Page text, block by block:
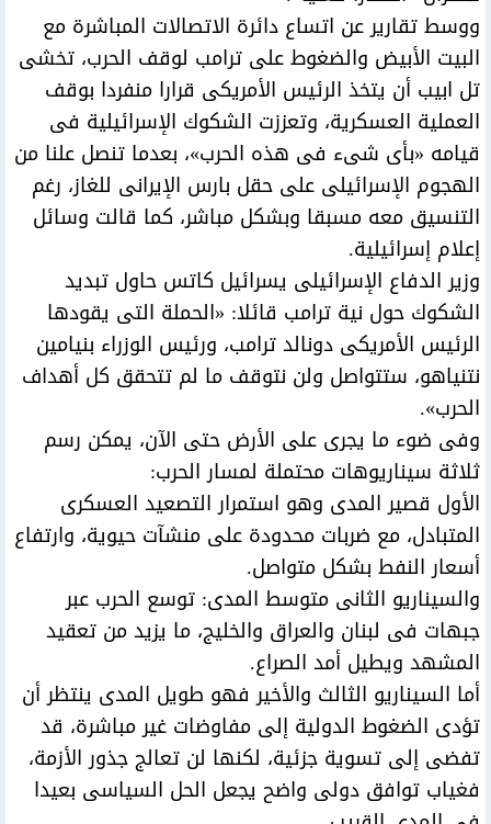
ووسط تقارير عن اتساع دائرة الاتصالات المباشرة مع
البيت الأبيض والضغوط على ترامب لوقف الحرب، تخشى
تل ابيب أن يتخذ الرئيس الأمريكى قرارا منفردا بوقف
العملية العسكرية، وتعززت الشكوك الإسرائيلية فى
قيامه «بأى شىء فى هذه الحرب»، بعدما تنصل علنا من
الهجوم الإسرائيلى على حقل بارس الإيرانى للغاز، رغم
التنسيق معه مسبقا وبشكل مباشر، كما قالت وسائل
إعلام إسرائيلية.
وزير الدفاع الإسرائيلى يسرائيل كاتس حاول تبديد
الشكوك حول نية ترامب قائلا: «الحملة التى يقودها
الرئيس الأمريكى دونالد ترامب، ورئيس الوزراء بنيامين
نتنياهو، ستتواصل ولن نتوقف ما لم تتحقق كل أهداف
الحرب».
وفى ضوء ما يجرى على الأرض حتى الآن، يمكن رسم
ثلاثة سيناريوهات محتملة لمسار الحرب:
الأول قصير المدى وهو استمرار التصعيد العسكرى
المتبادل، مع ضربات محدودة على منشآت حيوية، وارتفاع
أسعار النفط بشكل متواصل.
والسيناريو الثانى متوسط المدى: توسع الحرب عبر
جبهات فى لبنان والعراق والخليج، ما يزيد من تعقيد
المشهد ويطيل أمد الصراع.
أما السيناريو الثالث والأخير فهو طويل المدى ينتظر أن
تؤدى الضغوط الدولية إلى مفاوضات غير مباشرة، قد
تفضى إلى تسوية جزئية، لكنها لن تعالج جذور الأزمة،
فغياب توافق دولى واضح يجعل الحل السياسى بعيدا